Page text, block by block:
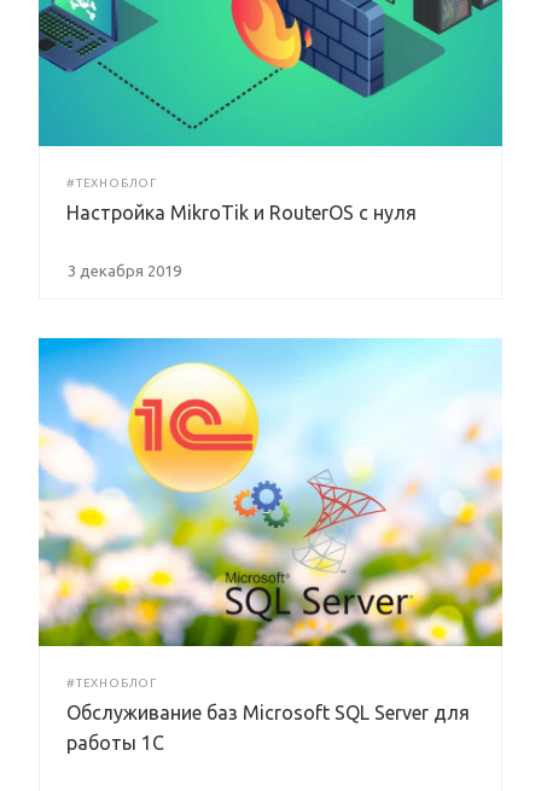
#ТЕХНОБЛОГ
Настройка MikroTik и RouterOS с нуля
3 декабря 2019
#ТЕХНОБЛОГ
Обслуживание баз Microsoft SQL Server для
работы 1С